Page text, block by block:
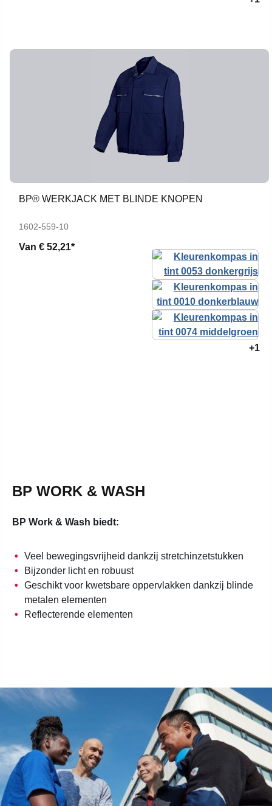
BP® WERKJACK MET BLINDE KNOPEN
1602-559-10
Van € 52,21*
+1
BP WORK & WASH
BP Work & Wash biedt:
Veel bewegingsvrijheid dankzij stretchinzetstukken
Bijzonder licht en robuust
Geschikt voor kwetsbare oppervlakken dankzij blinde
metalen elementen
Reflecterende elementen